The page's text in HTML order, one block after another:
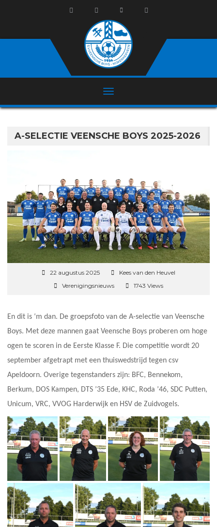
A-SELECTIE VEENSCHE BOYS 2025-2026
22 augustus 2025
Kees van den Heuvel
Verenigingsnieuws
1743 Views
En dit is ‘m dan. De groepsfoto van de A-selectie van Veensche
Boys. Met deze mannen gaat Veensche Boys proberen om hoge
ogen te scoren in de Eerste Klasse F. Die competitie wordt 20
september afgetrapt met een thuiswedstrijd tegen csv
Apeldoorn. Overige tegenstanders zijn: BFC, Bennekom,
Berkum, DOS Kampen, DTS ’35 Ede, KHC, Roda ’46, SDC Putten,
Unicum, VRC, VVOG Harderwijk en HSV de Zuidvogels.